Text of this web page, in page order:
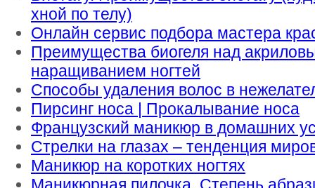
хной по телу)
Онлайн сервис подбора мастера
Преимущества биогеля над
наращиванием ногтей
Способы удаления волос в
Пирсинг носа | Прокалывание носа
Французский маникюр в домашних
Стрелки на глазах – тенденция
Маникюр на коротких ногтях